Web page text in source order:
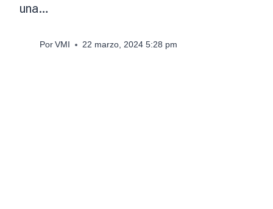
una…
Por VMI 22 marzo, 2024 5:28 pm